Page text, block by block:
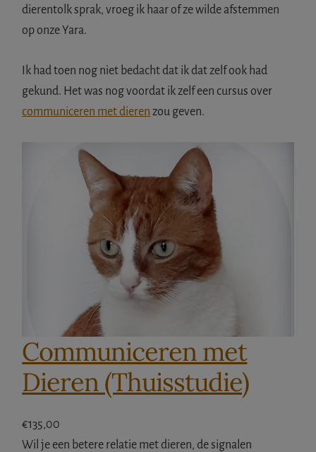
dierentolk sprak, vroeg ik haar of ze wilde afstemmen
op onze Yara.
Ik had toen nog niet bedacht dat ik dat zelf ook had
gekund. Het was nog voordat ik zelf een cursus over
communiceren met dieren zou geven.
Communiceren met
Dieren (Thuisstudie)
€135,00
Wil je een betere relatie met dieren, de signalen